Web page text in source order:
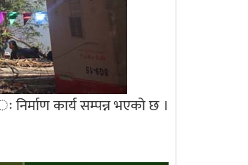
कार्य सम्पन्न भएको छ ।